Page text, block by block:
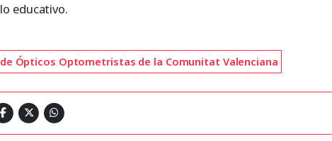
educativo.
Ópticos Optometristas de la Comunitat Valenciana